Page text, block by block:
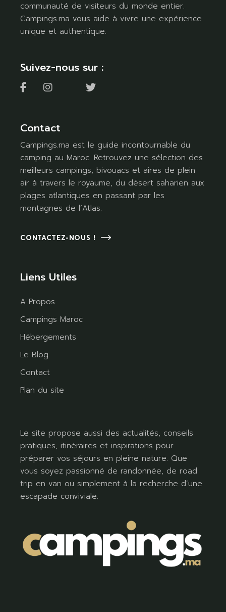
communauté de visiteurs du monde entier.
Campings.ma vous aide à vivre une expérience
unique et authentique.
Suivez-nous sur :
Contact
Campings.ma est le guide incontournable du
camping au Maroc. Retrouvez une sélection des
meilleurs campings, bivouacs et aires de plein
air à travers le royaume, du désert saharien aux
plages atlantiques en passant par les
montagnes de l’Atlas.
CONTACTEZ-NOUS !
Liens Utiles
A Propos
Campings Maroc
Hébergements
Le Blog
Contact
Plan du site
Le site propose aussi des actualités, conseils
pratiques, itinéraires et inspirations pour
préparer vos séjours en pleine nature. Que
vous soyez passionné de randonnée, de road
trip en van ou simplement à la recherche d’une
escapade conviviale.